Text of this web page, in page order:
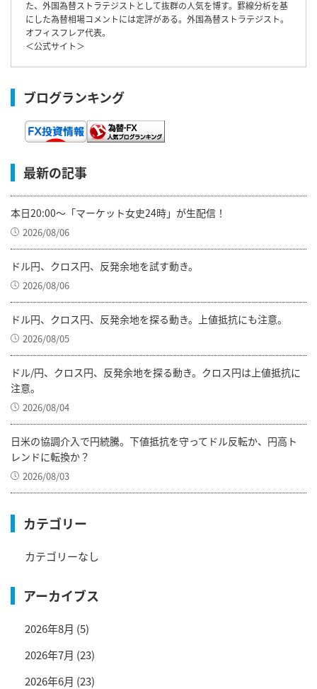
た、外国為替ストラテジストとして抜群の人気を博す。罫線分析を基
にした為替相場コメントには定評がある。外国為替ストラテジスト。
オフィスフレア代表。
＜公式サイト＞
ブログランキング
最新の記事
本日20:00～「マーケット女史24時」が生配信！
2026/08/06
ドル円、クロス円、反発余地を試す動き。
2026/08/06
ドル円、クロス円、反発余地を探る動き。上値抵抗にも注意。
2026/08/05
ドル/円、クロス円、反発余地を探る動き。クロス円は上値抵抗に
注意。
2026/08/04
日米の協調介入で円続騰。下値抵抗を守ってドル反転か、円高ト
レンドに転換か？
2026/08/03
カテゴリー
カテゴリーなし
アーカイブス
2026年8月 (5)
2026年7月 (23)
2026年6月 (23)